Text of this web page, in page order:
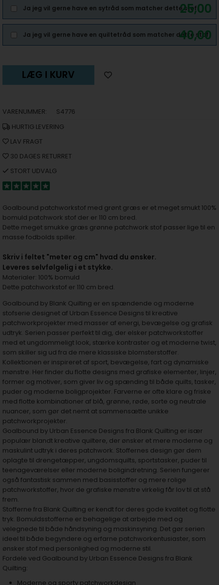
25,00
Ja jeg vil gerne have en sytråd som matcher dette stof.
40,00
Ja jeg vil gerne have en quiltetråd som matcher dette stof.
LÆG I KURV
VARENUMMER:
S4776
HURTIG LEVERING
LAV FRAGT
30 DAGES RETURRET
STORT UDVALG
Goalbound patchworkstof med grønt græs er et meget smukt 100%
bomuld patchwork stof der er 110 cm bred.
Dette meget smukke græs grønne patchwork stof passer lige til en
masse fodbolds spiller.
Skriv i feltet "meter og cm" hvad du ønsker.
Leveres selvfølgelig i et stykke.
Materialer: 100% bomuld
Dette patchworkstof er 110 cm bred.
Goalbound by Blank Quilting er en spændende og moderne
stofserie designet af Urban Essence Designs til kreative
patchworkprojekter med masser af energi, bevægelse og grafisk
udtryk. Serien passer perfekt til dig, der elsker patchworkstoffer
med et ungdommeligt look, stærke kontraster og et moderne twist,
som skiller sig ud fra de mere klassiske blomsterstoffer.
Kollektionen er inspireret af sport, bevægelse, fart og dynamiske
mønstre. Her finder du flotte designs med grafiske elementer, linjer,
former og motiver, som giver liv og spænding til både quilts, tasker,
puder og moderne boligprojekter. Farverne er ofte klare og friske
med flotte kombinationer af blå, grønne, røde, sorte og neutrale
nuancer, som gør det nemt at sammensætte unikke
patchworkprojekter.
Goalbound by Urban Essence Designs fra Blank Quilting er især
populær blandt kreative quiltere, der ønsker et mere moderne og
maskulint udtryk i deres patchwork. Stoffernes design gør dem
oplagte til drengetæpper, ungdomsquilts, sportstasker, puder til
teenageværelser eller moderne boligindretning. Serien fungerer
også fantastisk sammen med basisstoffer og mere rolige
patchworkstoffer, hvor de grafiske mønstre virkelig får lov til at stå
frem.
Stofferne fra Blank Quilting er kendt for deres gode kvalitet og flotte
tryk. Bomuldsstofferne er behagelige at arbejde med og
velegnede til både håndsyning og maskinsyning. Det gør serien
ideel til både begyndere og erfarne patchworkentusiaster, som
ønsker stof med personlighed og moderne stil.
Fordele ved Goalbound by Urban Essence Designs fra Blank
Quilting:
Moderne og sporty patchworkdesign